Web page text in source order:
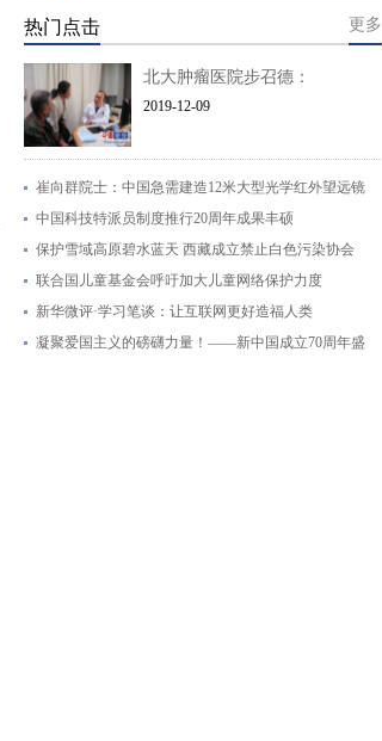
热门点击 更多
北大肿瘤医院步召德：
2019-12-09
崔向群院士：中国急需建造12米大型光学红外望远镜
中国科技特派员制度推行20周年成果丰硕
保护雪域高原碧水蓝天 西藏成立禁止白色污染协会
联合国儿童基金会呼吁加大儿童网络保护力度
新华微评·学习笔谈：让互联网更好造福人类
凝聚爱国主义的磅礴力量！——新中国成立70周年盛